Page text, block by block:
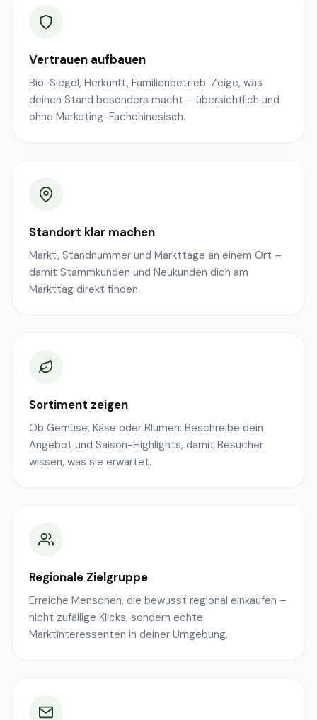
Vertrauen aufbauen
Bio-Siegel, Herkunft, Familienbetrieb: Zeige, was
deinen Stand besonders macht – übersichtlich und
ohne Marketing-Fachchinesisch.
Standort klar machen
Markt, Standnummer und Markttage an einem Ort –
damit Stammkunden und Neukunden dich am
Markttag direkt finden.
Sortiment zeigen
Ob Gemüse, Käse oder Blumen: Beschreibe dein
Angebot und Saison-Highlights, damit Besucher
wissen, was sie erwartet.
Regionale Zielgruppe
Erreiche Menschen, die bewusst regional einkaufen –
nicht zufällige Klicks, sondern echte
Marktinteressenten in deiner Umgebung.